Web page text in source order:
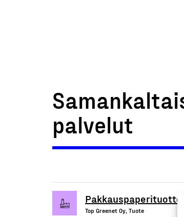
palvelut
Top Greenet Oy, Tuote